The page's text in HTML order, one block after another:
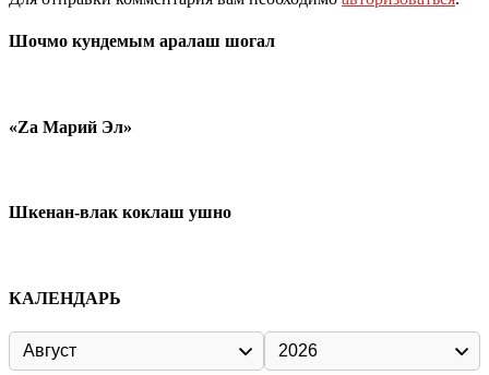
Шочмо кундемым аралаш шогал
«Zа Марий Эл»
Шкенан-влак коклаш ушно
КАЛЕНДАРЬ